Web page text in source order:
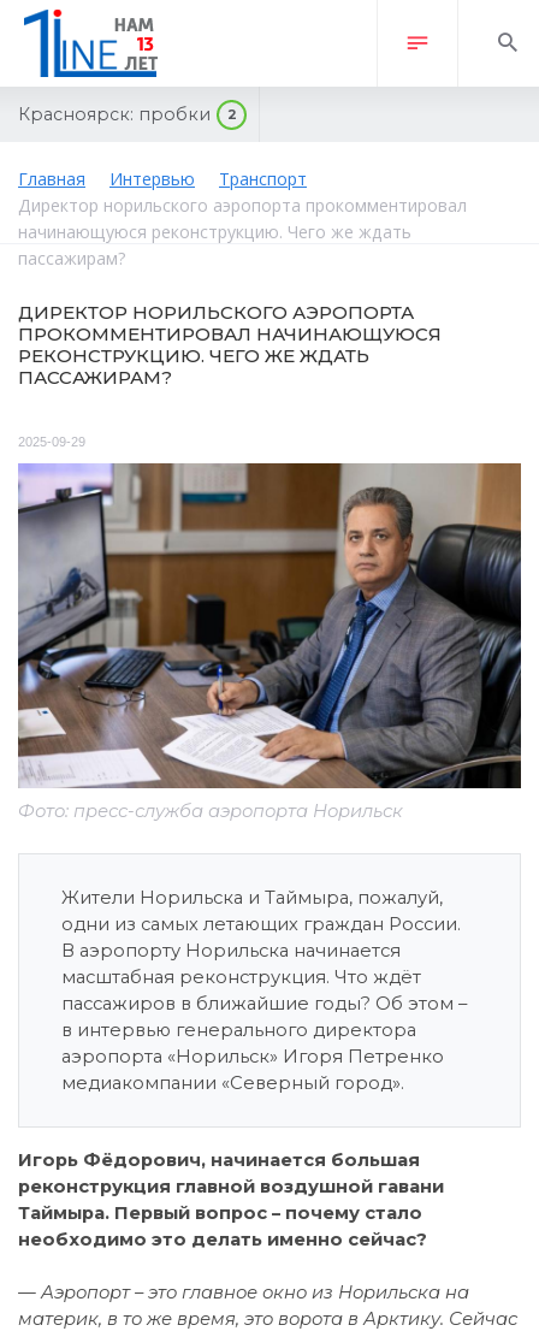
Красноярск: пробки 2
Главная Интервью
Транспорт
Директор норильского аэропорта прокомментировал
начинающуюся реконструкцию. Чего же ждать
пассажирам?
ДИРЕКТОР НОРИЛЬСКОГО АЭРОПОРТА
ПРОКОММЕНТИРОВАЛ НАЧИНАЮЩУЮСЯ
РЕКОНСТРУКЦИЮ. ЧЕГО ЖЕ ЖДАТЬ
ПАССАЖИРАМ?
2025-09-29
Фото: пресс-служба аэропорта Норильск
Жители Норильска и Таймыра, пожалуй,
одни из самых летающих граждан России.
В аэропорту Норильска начинается
масштабная реконструкция. Что ждёт
пассажиров в ближайшие годы? Об этом –
в интервью генерального директора
аэропорта «Норильск» Игоря Петренко
медиакомпании «Северный город».
Игорь Фёдорович, начинается большая
реконструкция главной воздушной гавани
Таймыра. Первый вопрос – почему стало
необходимо это делать именно сейчас?
— Аэропорт – это главное окно из Норильска на
материк, в то же время, это ворота в Арктику. Сейчас